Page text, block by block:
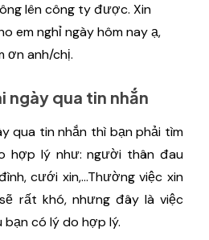
lên công ty được. Xin
em nghỉ ngày hôm nay ạ,
ơn anh/chị.
ngày qua tin nhắn
qua tin nhắn thì bạn phải tìm
hợp lý như: người thân đau
cưới xin,...Thường việc xin
rất khó, nhưng đây là việc
có lý do hợp lý.